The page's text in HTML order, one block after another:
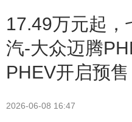
17.49万元起，
汽-大众迈腾
PHEV开启预售
2026-06-08 16:47